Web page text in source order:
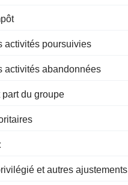
activités poursuivies
activités abandonnées
part du groupe
et autres ajustements